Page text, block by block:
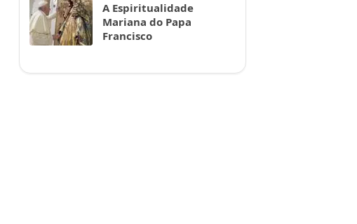
A Espiritualidade
Mariana do Papa
Francisco